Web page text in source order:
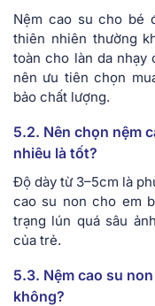
Nệm cao su cho bé
thiên nhiên thường
toàn cho làn da nhạy
nên ưu tiên chọn
bảo chất lượng.
5.2. Nên chọn nệm
nhiêu là tốt?
Độ dày từ 3–5cm là
cao su non cho em
trạng lún quá sâu
của trẻ.
5.3. Nệm cao su
không?